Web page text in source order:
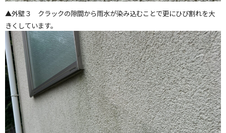
▲外壁３ クラックの隙間から雨水が染み込むことで更にひび割れを大
きくしています。